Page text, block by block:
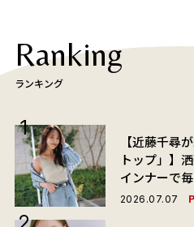
Ranking
ランキング
【近藤千尋
トップ」】
インナーで
2026.07.07